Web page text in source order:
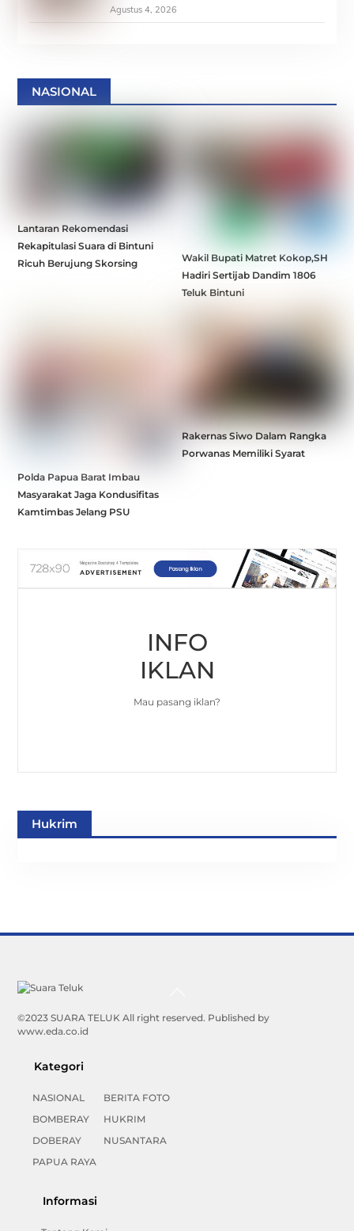
Agustus 4, 2026
NASIONAL
Lantaran Rekomendasi
Rekapitulasi Suara di Bintuni
Ricuh Berujung Skorsing
Wakil Bupati Matret Kokop,SH
Hadiri Sertijab Dandim 1806
Teluk Bintuni
Polda Papua Barat Imbau
Masyarakat Jaga Kondusifitas
Kamtimbas Jelang PSU
Rakernas Siwo Dalam Rangka
Porwanas Memiliki Syarat
INFO
IKLAN
Mau pasang iklan?
Hukrim
©2023 SUARA TELUK All right reserved. Published by
www.eda.co.id
Kategori
NASIONAL
BOMBERAY
DOBERAY
PAPUA RAYA
BERITA FOTO
HUKRIM
NUSANTARA
Informasi